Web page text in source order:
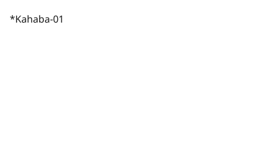
*Kahaba-01